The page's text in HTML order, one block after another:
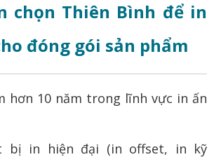
chọn Thiên Bình để in
đóng gói sản phẩm
hơn 10 năm trong lĩnh vực in ấn
bị in hiện đại (in offset, in kỹ